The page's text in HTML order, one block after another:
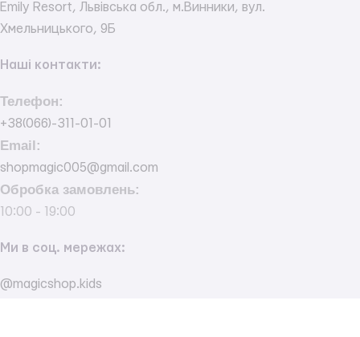
Emily Resort, Львівська обл., м.Винники, вул.
Хмельницького, 9Б
Наші контакти:
Телефон:
+38(066)-311-01-01
Email:
shopmagic005@gmail.com
Обробка замовлень:
10:00 - 19:00
Ми в соц. мережах:
@magicshop.kids